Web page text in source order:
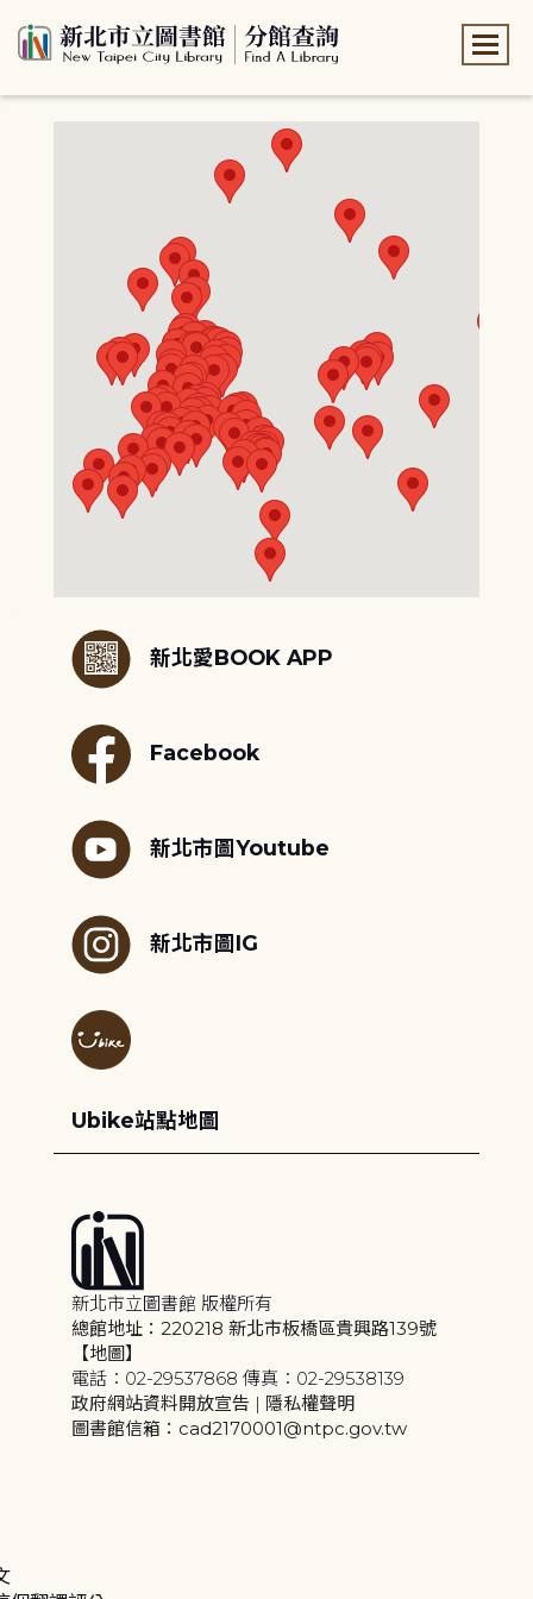
新北愛BOOK APP
Facebook
新北市圖Youtube
新北市圖IG
Ubike站點地圖
新北市立圖書館 版權所有
總館地址：220218 新北市板橋區貴興路139號
【地圖】
電話：02-29537868 傳真：02-29538139
政府網站資料開放宣告 | 隱私權聲明
圖書館信箱：cad2170001@ntpc.gov.tw